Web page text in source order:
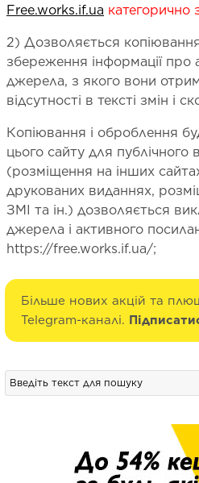
Free.works.if.ua категорично
2) Дозволяється
збереження інформації про
джерела, з якого вони
відсутності в тексті змін і
Копіювання і оброблення
цього сайту для публічного
(розміщення на інших
друкованих виданнях,
ЗМІ та ін.) дозволяється
джерела і активного
https://free.works.if.ua/;
Більше нових акцій та
Telegram-каналі.